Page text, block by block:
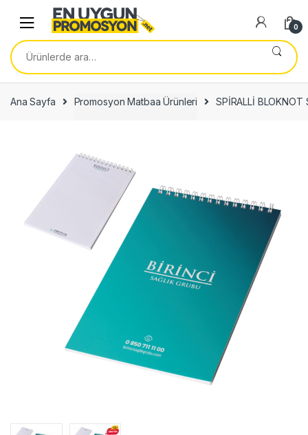
navigation
content
0
Ara:
Ana Sayfa Promosyon Matbaa Ürünleri SPİRALLİ